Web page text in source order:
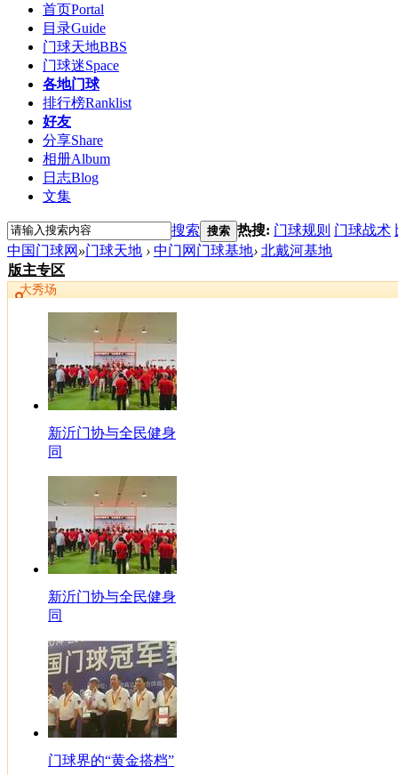
首页Portal
目录Guide
门球天地BBS
门球迷Space
各地门球
排行榜Ranklist
好友
分享Share
相册Album
日志Blog
文集
搜索 搜索 热搜: 门球规则 门球战术
中国门球网 »门球天地 › 中门网门球基地› 北戴河基地
版主专区
大秀场
新沂门协与全民健身
同
新沂门协与全民健身
同
门球界的“黄金搭档”